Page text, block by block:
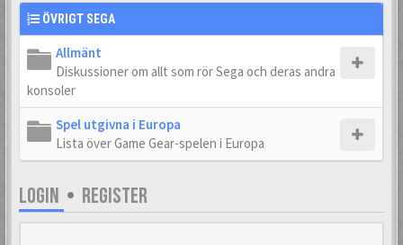
ÖVRIGT SEGA
Allmänt
Diskussioner om allt som rör Sega och deras andra
konsoler
Spel utgivna i Europa
Lista över Game Gear-spelen i Europa
LOGIN • REGISTER